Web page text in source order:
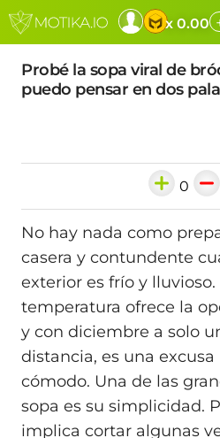
x 0.00
Probé la sopa viral de
puedo pensar en dos
0
No hay nada como
casera y contundente
exterior es frío y
temperatura ofrece la
y con diciembre a solo
distancia, es una
cómodo. Una de las
sopa es su simplicidad.
implica cortar algunas